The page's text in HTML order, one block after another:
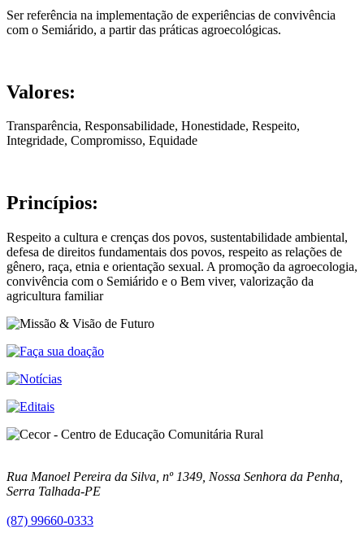
Ser referência na implementação de experiências de convivência
com o Semiárido, a partir das práticas agroecológicas.
Valores:
Transparência, Responsabilidade, Honestidade, Respeito,
Integridade, Compromisso, Equidade
Princípios:
Respeito a cultura e crenças dos povos, sustentabilidade ambiental,
defesa de direitos fundamentais dos povos, respeito as relações de
gênero, raça, etnia e orientação sexual. A promoção da agroecologia,
convivência com o Semiárido e o Bem viver, valorização da
agricultura familiar
Rua Manoel Pereira da Silva, nº 1349, Nossa Senhora da Penha,
Serra Talhada-PE
(87) 99660-0333